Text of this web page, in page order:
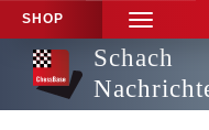
SHOP
TOGGLE
Schach